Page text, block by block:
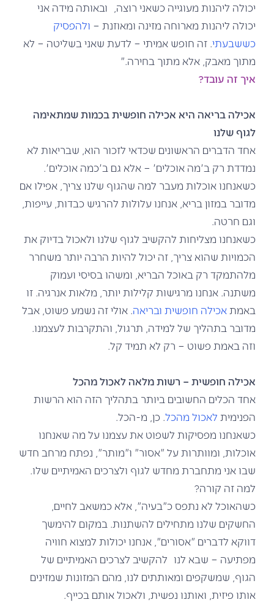
יכולה ליהנות מעוגייה כשאני רוצה, ובאותה מידה אני
יכולה ליהנות מארוחה מזינה ומאוזנת – ולהפסיק
כששבעתי. זה חופש אמיתי – לדעת שאני בשליטה – לא
מתוך מאבק, אלא מתוך בחירה."
איך זה עובד?
אכילה בריאה היא אכילה חופשית בכמות שמתאימה
לגוף שלנו
אחד הדברים הראשונים שכדאי לזכור הוא, שבריאות לא
נמדדת רק ב'מה אוכלים' – אלא גם ב'כמה אוכלים'.
כשאנחנו אוכלות מעבר למה שהגוף שלנו צריך, אפילו אם
מדובר במזון בריא, אנחנו עלולות להרגיש כבדות, עייפות,
וגם חרטה.
כשאנחנו מצליחות להקשיב לגוף שלנו ולאכול בדיוק את
הכמויות שהוא צריך, זה יכול להיות הרבה יותר משחרר
מלהתמקד רק באוכל הבריא, ומשהו בסיסי ועמוק
משתנה. אנחנו מרגישות קלילות יותר, מלאות אנרגיה. זו
באמת אכילה חופשית ובריאה. אולי זה נשמע פשוט, אבל
מדובר בתהליך של למידה, תרגול, והתקרבות לעצמנו.
וזה באמת פשוט – רק לא תמיד קל.
אכילה חופשית – רשות מלאה לאכול מהכל
אחד הכלים החשובים ביותר בתהליך הזה הוא הרשות
הפנימית לאכול מהכל. כן, מ-הכל.
כשאנחנו מפסיקות לשפוט את עצמנו על מה שאנחנו
אוכלות, ומוותרות על "אסור" ו"מותר", נפתח מרחב חדש
שבו אני מתחברת מחדש לגוף ולצרכים האמיתיים שלו.
למה זה קורה?
כשהאוכל לא נתפס כ"בעיה", אלא כמשאב לחיים,
החשקים שלנו מתחילים להשתנות. במקום להימשך
דווקא לדברים "אסורים", אנחנו יכולות למצוא חוויה
מפתיעה – שבא לנו להקשיב לצרכים האמיתיים של
הגוף, שמשקפים ומאותתים לנו, מהם המזונות שמזינים
אותו פיזית, ואותנו נפשית, ולאכול אותם בכייף.